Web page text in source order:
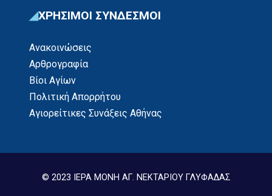
ΧΡΗΣΙΜΟΙ ΣΥΝΔΕΣΜΟΙ
Ανακοινώσεις
Αρθρογραφία
Βίοι Αγίων
Πολιτική Απορρήτου
Αγιορείτικες Συνάξεις Αθήνας
© 2023 ΙΕΡΑ ΜΟΝΗ ΑΓ. ΝΕΚΤΑΡΙΟΥ ΓΛΥΦΑΔΑΣ